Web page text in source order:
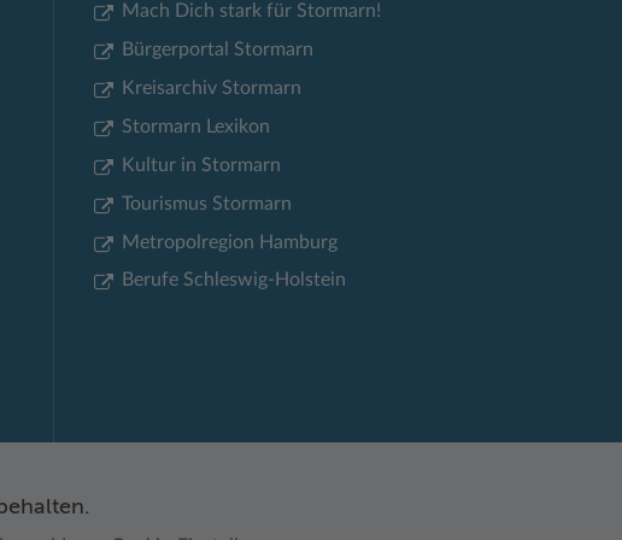
Mach Dich stark für Stormarn!
Bürgerportal Stormarn
Kreisarchiv Stormarn
Stormarn Lexikon
Kultur in Stormarn
Tourismus Stormarn
Metropolregion Hamburg
Berufe Schleswig-Holstein